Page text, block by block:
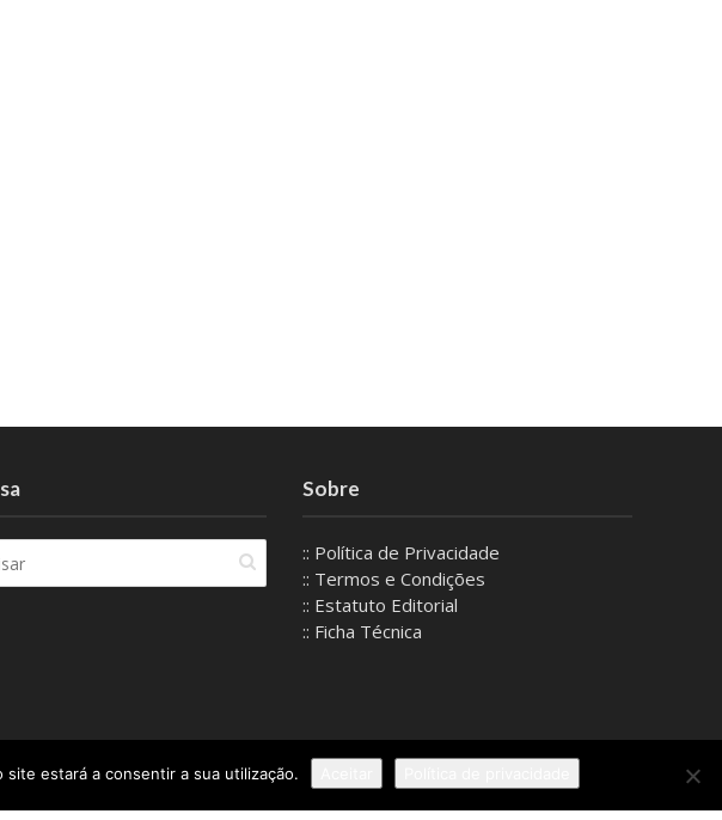
Sobre
:: Política de Privacidade
:: Termos e Condições
:: Estatuto Editorial
:: Ficha Técnica
estará a consentir a sua utilização.